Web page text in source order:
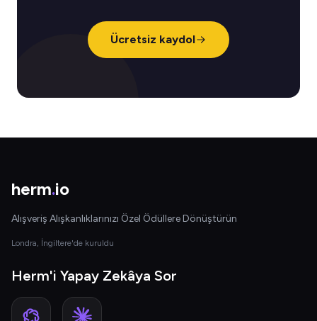
Ücretsiz kaydol
herm.io
Alışveriş Alışkanlıklarınızı Özel Ödüllere Dönüştürün
Londra, İngiltere'de kuruldu
Herm'i Yapay Zekâya Sor